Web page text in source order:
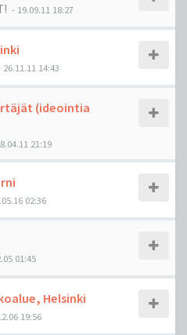
- 19.09.11 18:27
26.11.11 14:43
(ideointia
21:19
02:36
01:45
Helsinki
19:56